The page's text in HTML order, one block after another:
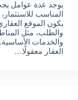
يوجد عدة عوامل يجب
يكون الموقع
والطلب، مثل
العقار معقولًا…